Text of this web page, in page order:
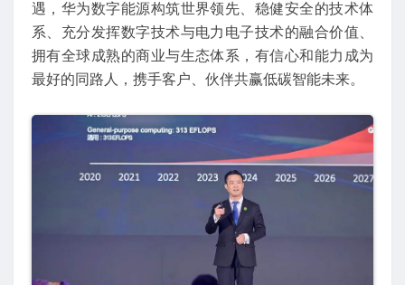
遇，华为数字能源构筑世界领先、稳健安全的技术体
系、充分发挥数字技术与电力电子技术的融合价值、
拥有全球成熟的商业与生态体系，有信心和能力成为
最好的同路人，携手客户、伙伴共赢低碳智能未来。